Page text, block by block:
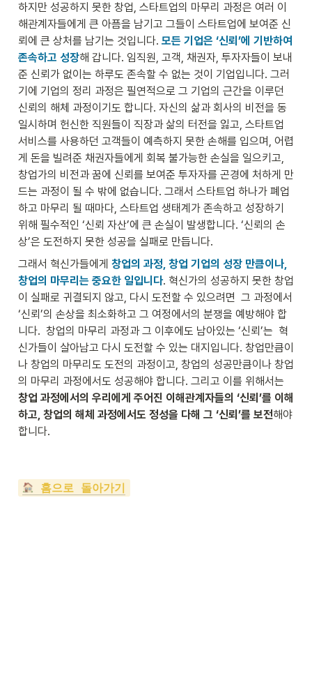
하지만 성공하지 못한 창업, 스타트업의 마무리 과정은 여러 이
해관계자들에게 큰 아픔을 남기고 그들이 스타트업에 보여준 신
뢰에 큰 상처를 남기는 것입니다. 모든 기업은 ‘신뢰’에 기반하여
존속하고 성장해 갑니다. 임직원, 고객, 채권자, 투자자들이 보내
준 신뢰가 없이는 하루도 존속할 수 없는 것이 기업입니다. 그러
기에 기업의 정리 과정은 필연적으로 그 기업의 근간을 이루던
신뢰의 해체 과정이기도 합니다. 자신의 삶과 회사의 비전을 동
일시하며 헌신한 직원들이 직장과 삶의 터전을 잃고, 스타트업
서비스를 사용하던 고객들이 예측하지 못한 손해를 입으며, 어렵
게 돈을 빌려준 채권자들에게 회복 불가능한 손실을 일으키고,
창업가의 비전과 꿈에 신뢰를 보여준 투자자를 곤경에 처하게 만
드는 과정이 될 수 밖에 없습니다. 그래서 스타트업 하나가 폐업
하고 마무리 될 때마다, 스타트업 생태계가 존속하고 성장하기
위해 필수적인 ‘신뢰 자산’에 큰 손실이 발생합니다. ‘신뢰의 손
상’은 도전하지 못한 성공을 실패로 만듭니다.
그래서 혁신가들에게 창업의 과정, 창업 기업의 성장 만큼이나,
창업의 마무리는 중요한 일입니다. 혁신가의 성공하지 못한 창업
이 실패로 귀결되지 않고, 다시 도전할 수 있으려면  그 과정에서
‘신뢰’의 손상을 최소화하고 그 여정에서의 분쟁을 예방해야 합
니다.  창업의 마무리 과정과 그 이후에도 남아있는 ‘신뢰’는  혁
신가들이 살아남고 다시 도전할 수 있는 대지입니다. 창업만큼이
나 창업의 마무리도 도전의 과정이고, 창업의 성공만큼이나 창업
창업 과정에서의 우리에게 주어진 이해관계자들의 ‘신뢰’를 이해
하고, 창업의 해체 과정에서도 정성을 다해 그 ‘신뢰’를 보전해야
합니다.
홈으로 돌아가기